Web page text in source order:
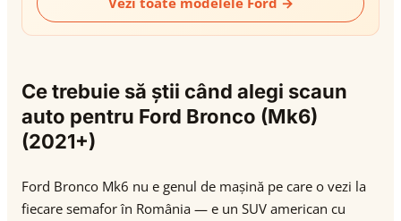
Ce trebuie să știi când alegi scaun
auto pentru Ford Bronco (Mk6)
(2021+)
Ford Bronco Mk6 nu e genul de mașină pe care o vezi la
fiecare semafor în România — e un SUV american cu